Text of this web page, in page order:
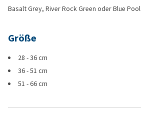
Basalt Grey, River Rock Green oder Blue Pool
Größe
28 - 36 cm
36 - 51 cm
51 - 66 cm